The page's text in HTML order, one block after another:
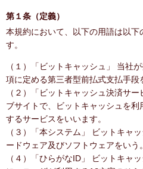
第１条（定義）
本規約において、以下の用語は以下
す。
（１）「ビットキャッシュ」 当社
項に定める第三者型前払式支払手段
（２）「ビットキャッシュ決済サ
ブサイトで、ビットキャッシュを
するサービスをいいます。
（３）「本システム」 ビットキャ
ードウェア及びソフトウェアをいう。
（４）「ひらがなID」 ビットキャ